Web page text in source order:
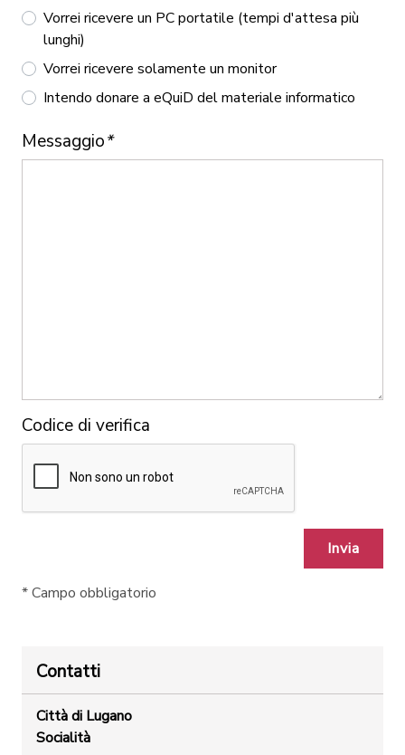
Vorrei ricevere un PC portatile (tempi d'attesa più
lunghi)
Vorrei ricevere solamente un monitor
Intendo donare a eQuiD del materiale informatico
Messaggio*
Codice di verifica
Invia
*Campo obbligatorio
Contatti
Città di Lugano
Socialità